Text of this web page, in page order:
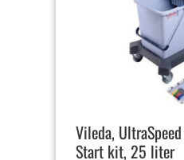
Vileda,
Start kit, 25 liter